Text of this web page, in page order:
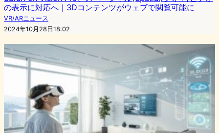
の表示に対応へ｜3Dコンテンツがウェブで閲覧可能に
VR/ARニュース
2024年10月28日18:02